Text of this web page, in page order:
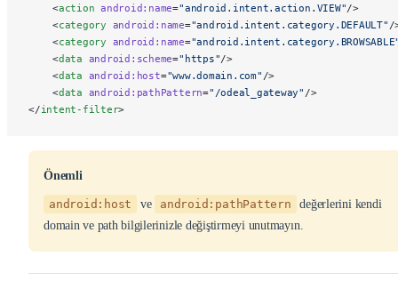
    <
action android:name="android.intent.action.VIEW"/>
    <
category android:name="android.intent.category.DEFAULT" /
    <
category android:name=
    <
data android:scheme="https"/>
    <
data android:host="www.domain.com" />
    <
data android:pathPattern="/odeal_gateway" />
</intent-filter>
Önemli
android:host ve android:pathPattern
değerlerini kendi
domain ve path bilgilerinizle değiştirmeyi unutmayın.